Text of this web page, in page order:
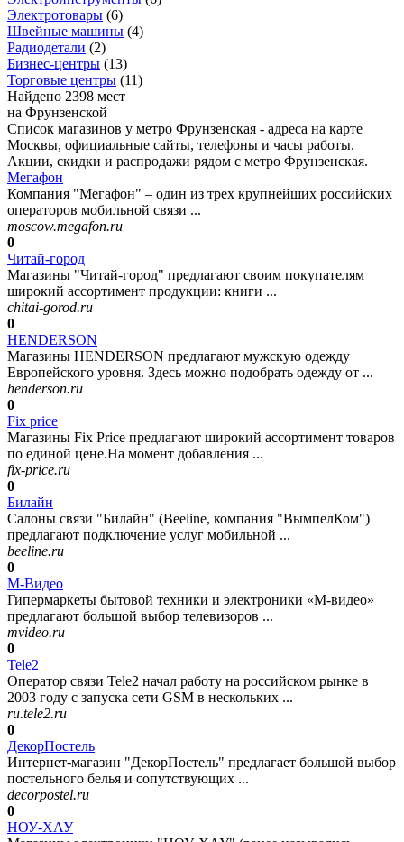
Электротовары (6)
Швейные машины (4)
Радиодетали (2)
Бизнес-центры (13)
Торговые центры (11)
Найдено 2398 мест
на Фрунзенской
Список магазинов у метро Фрунзенская - адреса на карте
Москвы, официальные сайты, телефоны и часы работы.
Акции, скидки и распродажи рядом с метро Фрунзенская.
Мегафон
Компания "Мегафон" – один из трех крупнейших российских
операторов мобильной связи ...
moscow.megafon.ru
0
Читай-город
Магазины "Читай-город" предлагают своим покупателям
широкий ассортимент продукции: книги ...
chitai-gorod.ru
0
HENDERSON
Магазины HENDERSON предлагают мужскую одежду
Европейского уровня. Здесь можно подобрать одежду от ...
henderson.ru
0
Fix price
Магазины Fix Price предлагают широкий ассортимент товаров
по единой цене.На момент добавления ...
fix-price.ru
0
Билайн
Салоны связи "Билайн" (Beeline, компания "ВымпелКом")
предлагают подключение услуг мобильной ...
beeline.ru
0
М-Видео
Гипермаркеты бытовой техники и электроники «М-видео»
предлагают большой выбор телевизоров ...
mvideo.ru
0
Tele2
Оператор связи Tele2 начал работу на российском рынке в
2003 году с запуска сети GSM в нескольких ...
ru.tele2.ru
0
ДекорПостель
Интернет-магазин "ДекорПостель" предлагает большой выбор
постельного белья и сопутствующих ...
decorpostel.ru
0
НОУ-ХАУ